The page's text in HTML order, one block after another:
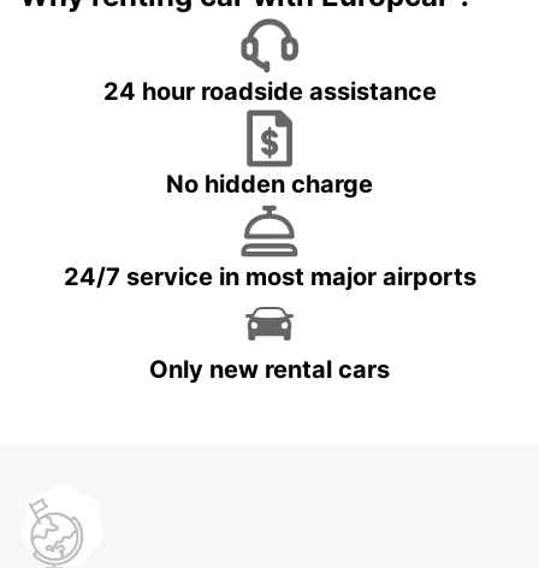
24 hour roadside assistance
No hidden charge
24/7 service in most major airports
Only new rental cars